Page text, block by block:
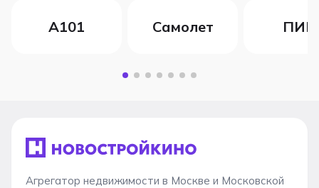
А101 Самолет ПИК
Агрегатор недвижимости в Москве и Московской